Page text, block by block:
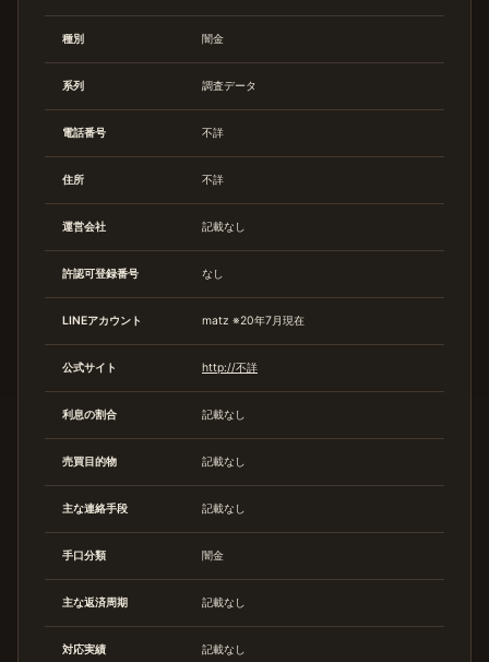
種別 闇金
系列 調査データ
電話番号 不詳
住所 不詳
運営会社 記載なし
許認可登録番号 なし
LINEアカウント matz ※20年7月現在
公式サイト http://不詳
利息の割合 記載なし
売買目的物 記載なし
主な連絡手段 記載なし
手口分類 闇金
主な返済周期 記載なし
対応実績 記載なし